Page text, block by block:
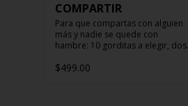
COMPARTIR
Para que compartas con alguien
más y nadie se quede con
hambre: 10 gorditas a elegir, dos
y hasta 5 salsitas.
$499.00